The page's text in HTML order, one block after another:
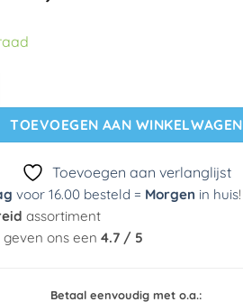
prijs
was:
€ 29,95.
5992-10 Erismann aantal
TOEVOEGEN AAN WINKELWAGEN
Toevoegen aan verlanglijst
voor 16.00 besteld = Morgen in huis!
assortiment
ons een 4.7 / 5
Betaal eenvoudig met o.a.: